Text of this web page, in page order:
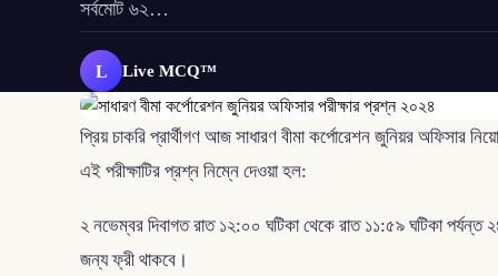
সর্বমোট ৬২…
L Live MCQ™
প্রিয় চাকরি প্রার্থীগণ আজ সাধারণ বীমা কর্পোরেশন জুনিয়র অফিসার
এই পরীক্ষাটির প্রশ্ন নিম্নে দেওয়া হল:
২ নভেম্বর দিবাগত রাত ১২:০০ ঘটিকা থেকে রাত ১১:৫৯ ঘটিকা
জন্য ফ্রী থাকবে।